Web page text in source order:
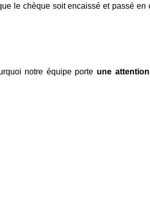
le chèque soit encaissé et passé
notre équipe porte une